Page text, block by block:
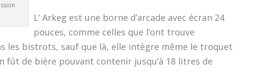
L’ Arkeg est une borne d’arcade avec écran 24
pouces, comme celles que l’ont trouve
les bistrots, sauf que là, elle intègre même le troquet
fût de bière pouvant contenir jusqu’à 18 litres de